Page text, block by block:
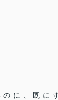
に、既に